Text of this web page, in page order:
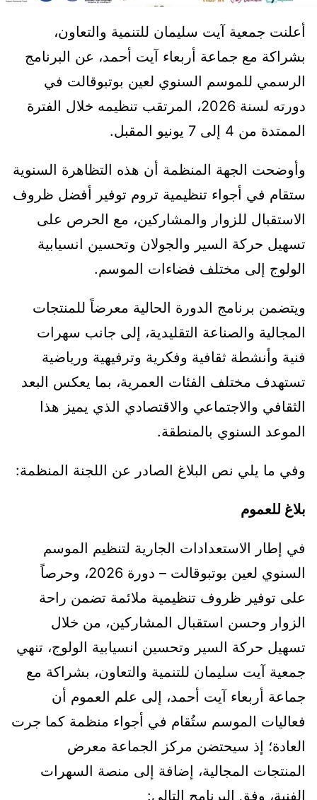
أعلنت جمعية آيت سليمان للتنمية والتعاون،
بشراكة مع جماعة أربعاء آيت أحمد، عن البرنامج
الرسمي للموسم السنوي لعين بوتبوقالت في
دورته لسنة 2026، المرتقب تنظيمه خلال الفترة
الممتدة من 4 إلى 7 يونيو المقبل.
وأوضحت الجهة المنظمة أن هذه التظاهرة السنوية
ستقام في أجواء تنظيمية تروم توفير أفضل ظروف
الاستقبال للزوار والمشاركين، مع الحرص على
تسهيل حركة السير والجولان وتحسين انسيابية
الولوج إلى مختلف فضاءات الموسم.
ويتضمن برنامج الدورة الحالية معرضاً للمنتجات
المجالية والصناعة التقليدية، إلى جانب سهرات
فنية وأنشطة ثقافية وفكرية وترفيهية ورياضية
تستهدف مختلف الفئات العمرية، بما يعكس البعد
الثقافي والاجتماعي والاقتصادي الذي يميز هذا
الموعد السنوي بالمنطقة.
وفي ما يلي نص البلاغ الصادر عن اللجنة المنظمة:
بلاغ للعموم
في إطار الاستعدادات الجارية لتنظيم الموسم
السنوي لعين بوتبوقالت – دورة 2026، وحرصاً
على توفير ظروف تنظيمية ملائمة تضمن راحة
الزوار وحسن استقبال المشاركين، من خلال
تسهيل حركة السير وتحسين انسيابية الولوج، تنهي
جمعية آيت سليمان للتنمية والتعاون، بشراكة مع
جماعة أربعاء آيت أحمد، إلى علم العموم أن
فعاليات الموسم ستُقام في أجواء منظمة كما جرت
العادة؛ إذ سيحتضن مركز الجماعة معرض
المنتجات المجالية، إضافة إلى منصة السهرات
الفنية، وفق البرنامج التالي: